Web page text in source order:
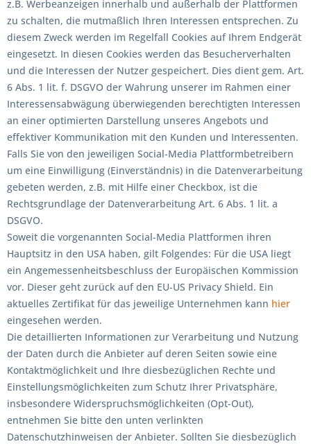
z.B. Werbeanzeigen innerhalb und außerhalb der Plattformen
zu schalten, die mutmaßlich Ihren Interessen entsprechen. Zu
diesem Zweck werden im Regelfall Cookies auf Ihrem Endgerät
eingesetzt. In diesen Cookies werden das Besucherverhalten
und die Interessen der Nutzer gespeichert. Dies dient gem. Art.
6 Abs. 1 lit. f. DSGVO der Wahrung unserer im Rahmen einer
Interessensabwägung überwiegenden berechtigten Interessen
an einer optimierten Darstellung unseres Angebots und
effektiver Kommunikation mit den Kunden und Interessenten.
Falls Sie von den jeweiligen Social-Media Plattformbetreibern
um eine Einwilligung (Einverständnis) in die Datenverarbeitung
gebeten werden, z.B. mit Hilfe einer Checkbox, ist die
Rechtsgrundlage der Datenverarbeitung Art. 6 Abs. 1 lit. a
DSGVO.
Soweit die vorgenannten Social-Media Plattformen ihren
Hauptsitz in den USA haben, gilt Folgendes: Für die USA liegt
ein Angemessenheitsbeschluss der Europäischen Kommission
vor. Dieser geht zurück auf den EU-US Privacy Shield. Ein
aktuelles Zertifikat für das jeweilige Unternehmen kann hier
eingesehen werden.
Die detaillierten Informationen zur Verarbeitung und Nutzung
der Daten durch die Anbieter auf deren Seiten sowie eine
Kontaktmöglichkeit und Ihre diesbezüglichen Rechte und
Einstellungsmöglichkeiten zum Schutz Ihrer Privatsphäre,
insbesondere Widerspruchsmöglichkeiten (Opt-Out),
entnehmen Sie bitte den unten verlinkten
Datenschutzhinweisen der Anbieter. Sollten Sie diesbezüglich